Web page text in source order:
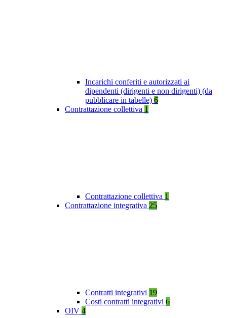
Incarichi conferiti e autorizzati ai
dipendenti (dirigenti e non dirigenti) (da
pubblicare in tabelle) 6
Contrattazione collettiva 1
Contrattazione collettiva 1
Contrattazione integrativa 25
Contratti integrativi 19
Costi contratti integrativi 6
OIV 4